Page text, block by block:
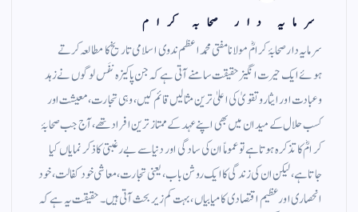
سرمایہ دار صحابہ کرام
سرمایہ دار صحابۂ کرامؓ مولانا مفتی محمد اعظم ندوی اسلامی تاریخ کا مطالعہ کرتے
ہوئے ایک حیرت انگیز حقیقت سامنے آتی ہے کہ جن پاکیزہ نفَس لوگوں نے زہد
وعبادت اور ایثار وتقویٰ کی اعلیٰ ترین مثالیں قائم کیں، وہی تجارت، معیشت اور
کسب حلال کے میدان میں بھی اپنے عہد کے ممتاز ترین افراد تھے، آج جب صحابۂ
کرامؓ کا تذکرہ ہوتا ہے تو عموماً ان کی سادگی اور دنیا سے بے رغبتی کا ذکر نمایاں کیا
جاتا ہے، لیکن ان کی زندگی کا ایک روشن باب، یعنی تجارت، معاشی خود کفالت، خود
انحصاری اور عظیم اقتصادی کامیابیاں، بہت کم زیر بحث آتی ہیں۔ حقیقت یہ ہے کہ